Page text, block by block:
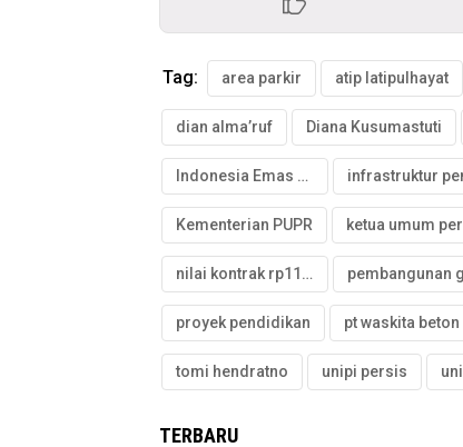
Tag: area parkir atip latipulhayat
dian alma’ruf Diana Kusumastuti
Indonesia Emas 2045
Kementerian PUPR
nilai kontrak rp1171 miliar
proyek pendidikan
tomi hendratno unipi persis
TERBARU